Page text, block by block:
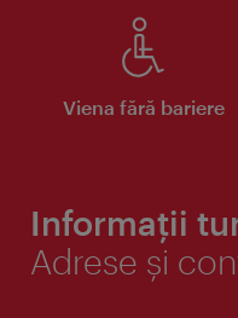
Viena fără bariere
Informații
Adrese și